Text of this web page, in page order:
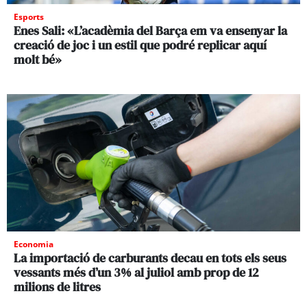
Esports
Enes Sali: «L’acadèmia del Barça em va ensenyar la
creació de joc i un estil que podré replicar aquí
molt bé»
Economia
La importació de carburants decau en tots els seus
vessants més d’un 3% al juliol amb prop de 12
milions de litres